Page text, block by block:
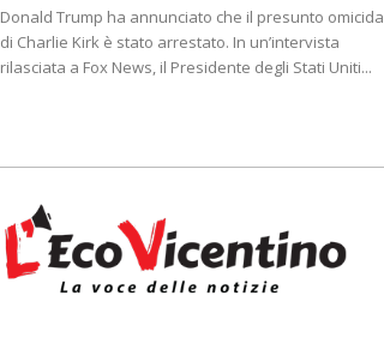
Donald Trump ha annunciato che il presunto omicida
di Charlie Kirk è stato arrestato. In un’intervista
rilasciata a Fox News, il Presidente degli Stati Uniti...